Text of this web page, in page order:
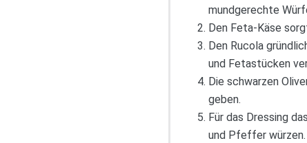
mundgerechte
Den Feta-Käse
Den Rucola
und Fetastücken
Die schwarzen
geben.
Für das Dressing
und Pfeffer